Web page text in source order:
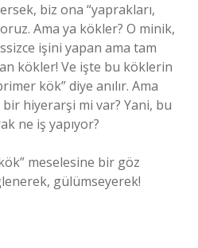
biz ona “yaprakları,
Ama ya kökler? O minik,
işini yapan ama tam
kökler! Ve işte bu köklerin
kök” diye anılır. Ama
hiyerarşi mi var? Yani, bu
ne iş yapıyor?
meselesine bir göz
gülümseyerek!